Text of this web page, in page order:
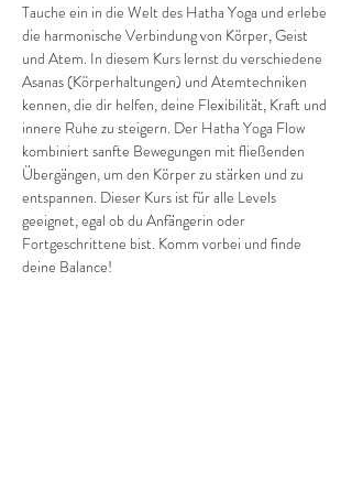
Tauche ein in die Welt des Hatha Yoga und erlebe
die harmonische Verbindung von Körper, Geist
und Atem. In diesem Kurs lernst du verschiedene
Asanas (Körperhaltungen) und Atemtechniken
kennen, die dir helfen, deine Flexibilität, Kraft und
innere Ruhe zu steigern. Der Hatha Yoga Flow
kombiniert sanfte Bewegungen mit fließenden
Übergängen, um den Körper zu stärken und zu
entspannen. Dieser Kurs ist für alle Levels
geeignet, egal ob du Anfängerin oder
Fortgeschrittene bist. Komm vorbei und finde
deine Balance!